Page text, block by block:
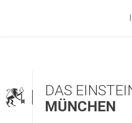
DAS
MÜNCHEN